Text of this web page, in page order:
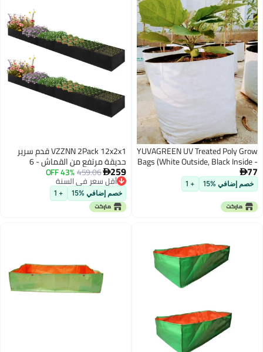
Bags
VZZNN 2Pack 12x2x1 قدم سرير
شبكات أكياس زراعة النباتات،
صندوق زراعة خارجي من القماش
غير المنسوج لزراعة الأعشاب
والزهور والخضروات
أقل سعر في السنة
أقل سعر في السنة
خصم إضافي %15